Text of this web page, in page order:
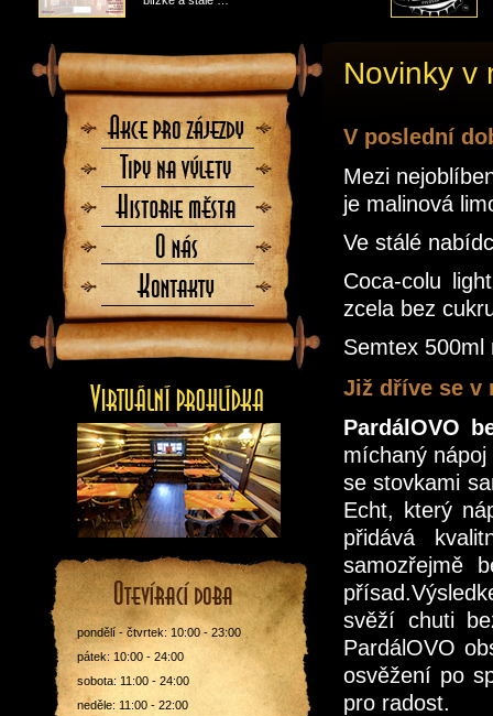
Novinky v
V poslední
Mezi
je malinová
Ve stálé
Coca-colu
zcela bez
Semtex
Již dříve se v
PardálOVO
míchaný
se stovkami
Echt, který
přidává
samozřejmě
svěží chuti
PardálOVO
osvěžení po
pro radost.
pro
na
výlety
Historie
města
O
Kontaktujte
pondělí - čtvrtek: 10:00 - 23:00
pátek: 10:00 - 24:00
sobota: 11:00 - 24:00
neděle: 11:00 - 22:00